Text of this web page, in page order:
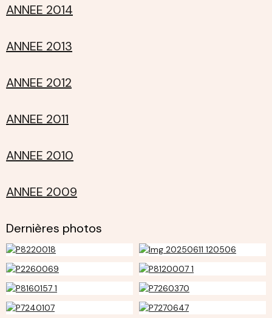
ANNEE 2014
ANNEE 2013
ANNEE 2012
ANNEE 2011
ANNEE 2010
ANNEE 2009
Dernières photos